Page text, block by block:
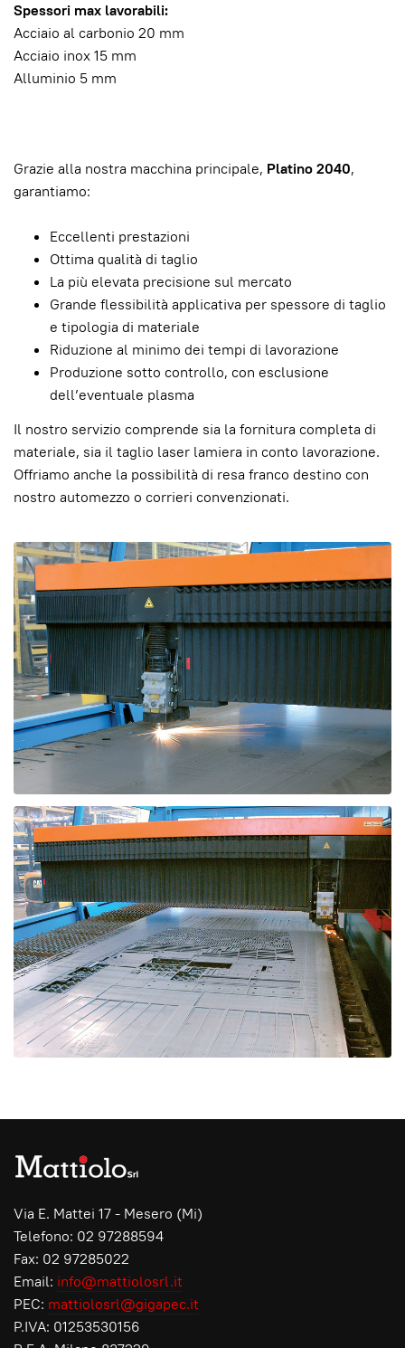
Spessori max lavorabili:
Acciaio al carbonio 20 mm
Acciaio inox 15 mm
Alluminio 5 mm
Grazie alla nostra macchina principale, Platino 2040,
garantiamo:
Eccellenti prestazioni
Ottima qualità di taglio
La più elevata precisione sul mercato
Grande flessibilità applicativa per spessore di taglio
e tipologia di materiale
Riduzione al minimo dei tempi di lavorazione
Produzione sotto controllo, con esclusione
dell’eventuale plasma
Il nostro servizio comprende sia la fornitura completa di
materiale, sia il taglio laser lamiera in conto lavorazione.
Offriamo anche la possibilità di resa franco destino con
nostro automezzo o corrieri convenzionati.
Via E. Mattei 17 - Mesero (Mi)
Telefono: 02 97288594
Fax: 02 97285022
Email: info@mattiolosrl.it
PEC: mattiolosrl@gigapec.it
P.IVA: 01253530156